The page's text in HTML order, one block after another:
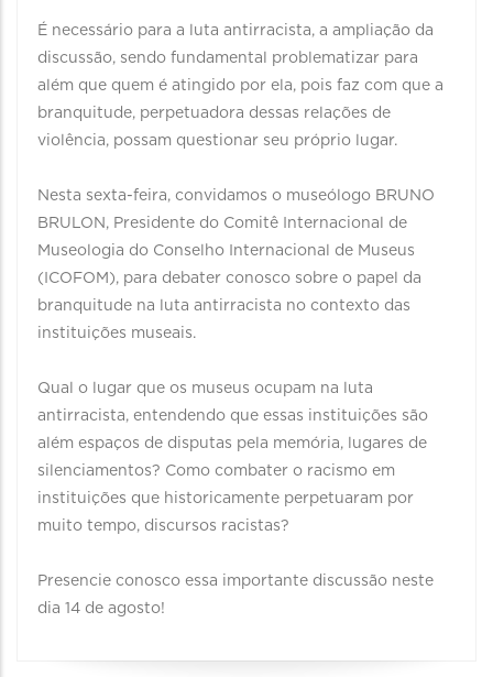
É necessário para a luta antirracista, a ampliação da
discussão, sendo fundamental problematizar para
além que quem é atingido por ela, pois faz com que a
branquitude, perpetuadora dessas relações de
violência, possam questionar seu próprio lugar.
Nesta sexta-feira, convidamos o museólogo BRUNO
BRULON, Presidente do Comitê Internacional de
Museologia do Conselho Internacional de Museus
(ICOFOM), para debater conosco sobre o papel da
branquitude na luta antirracista no contexto das
instituições museais.
Qual o lugar que os museus ocupam na luta
antirracista, entendendo que essas instituições são
além espaços de disputas pela memória, lugares de
silenciamentos? Como combater o racismo em
instituições que historicamente perpetuaram por
muito tempo, discursos racistas?
Presencie conosco essa importante discussão neste
dia 14 de agosto!